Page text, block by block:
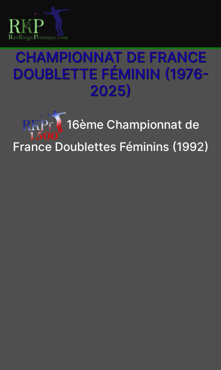
CHAMPIONNAT DE FRANCE
DOUBLETTE FÉMININ (1976-
2025)
16ème Championnat de
France Doublettes Féminins (1992)